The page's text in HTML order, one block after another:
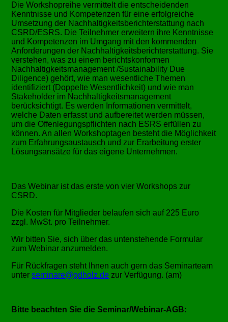
Die Workshopreihe vermittelt die entscheidenden
Kenntnisse und Kompetenzen für eine erfolgreiche
Umsetzung der Nachhaltigkeitsberichterstattung nach
CSRD/ESRS. Die Teilnehmer erweitern ihre Kenntnisse
und Kompetenzen im Umgang mit den kommenden
Anforderungen der Nachhaltigkeitsberichterstattung. Sie
verstehen, was zu einem berichtskonformen
Nachhaltigkeitsmanagement /Sustainability Due
Diligence) gehört, wie man wesentliche Themen
identifiziert (Doppelte Wesentlichkeit) und wie man
Stakeholder im Nachhaltigkeitsmanagement
berücksichtigt. Es werden Informationen vermittelt,
welche Daten erfasst und aufbereitet werden müssen,
um die Offenlegungspflichten nach ESRS erfüllen zu
können. An allen Workshoptagen besteht die Möglichkeit
zum Erfahrungsaustausch und zur Erarbeitung erster
Lösungsansätze für das eigene Unternehmen.
Das Webinar ist das erste von vier Workshops zur
CSRD.
Die Kosten für Mitglieder belaufen sich auf 225 Euro
zzgl. MwSt. pro Teilnehmer.
Wir bitten Sie, sich über das untenstehende Formular
zum Webinar anzumelden.
Für Rückfragen steht Ihnen auch gern das Seminarteam
unterseminare@gdholz.de zur Verfügung. (am)
Bitte beachten Sie die Seminar/Webinar-AGB: